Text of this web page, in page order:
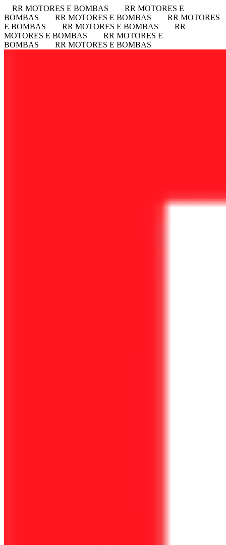
RR MOTORES E BOMBAS
RR MOTORES E
BOMBAS
RR MOTORES E BOMBAS
RR MOTORES
E BOMBAS
RR MOTORES E BOMBAS
RR
MOTORES E BOMBAS
RR MOTORES E
BOMBAS
RR MOTORES E BOMBAS